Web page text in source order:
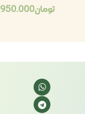
تومان950.000